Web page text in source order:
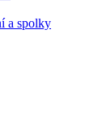
a spolky